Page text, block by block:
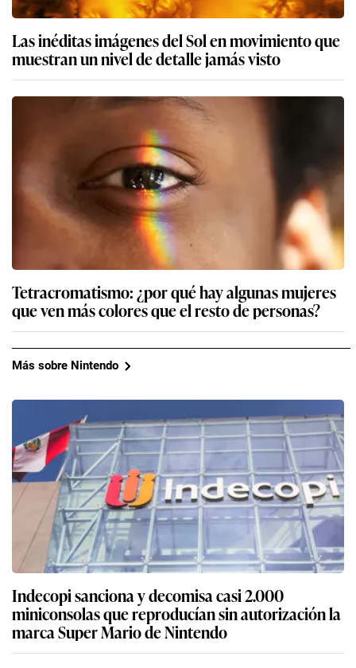
Las inéditas imágenes del Sol en movimiento que
muestran un nivel de detalle jamás visto
Tetracromatismo: ¿por qué hay algunas mujeres
que ven más colores que el resto de personas?
Más sobre Nintendo
Indecopi sanciona y decomisa casi 2.000
miniconsolas que reproducían sin autorización la
marca Super Mario de Nintendo